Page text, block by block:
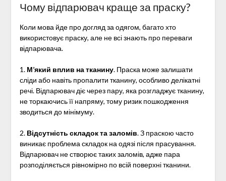
Чому відпарювач краще за праску?
Коли мова йде про догляд за одягом, багато хто
використовує праску, але не всі знають про переваги
відпарювача.
1. М’який вплив на тканину. Праска може залишати
сліди або навіть пропалити тканину, особливо делікатні
речі. Відпарювач діє через пару, яка розгладжує тканину,
не торкаючись її напряму, тому ризик пошкодження
зводиться до мінімуму.
2. Відсутність складок та заломів. З праскою часто
виникає проблема складок на одязі після прасування.
Відпарювач не створює таких заломів, адже пара
розподіляється рівномірно по всій поверхні тканини.